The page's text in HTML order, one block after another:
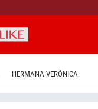
HERMANA VERÓNICA